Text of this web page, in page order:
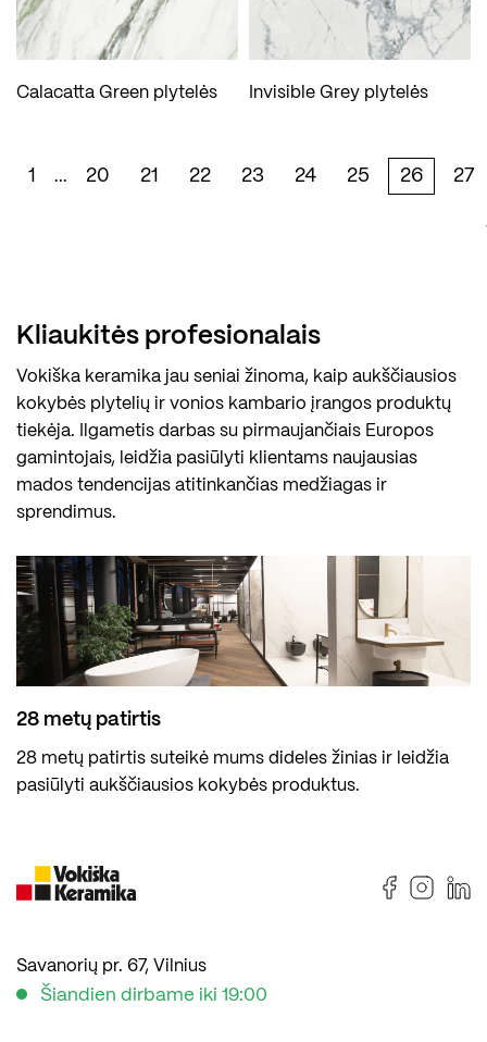
Calacatta Green plytelės Invisible Grey plytelės
1 ... 20 21 22 23 24 25 26 27
Kliaukitės profesionalais
Vokiška keramika jau seniai žinoma, kaip aukščiausios
kokybės plytelių ir vonios kambario įrangos produktų
tiekėja. Ilgametis darbas su pirmaujančiais Europos
gamintojais, leidžia pasiūlyti klientams naujausias
mados tendencijas atitinkančias medžiagas ir
sprendimus.
28 metų patirtis
28 metų patirtis suteikė mums dideles žinias ir leidžia
pasiūlyti aukščiausios kokybės produktus.
Savanorių pr. 67, Vilnius
Šiandien dirbame iki 19:00